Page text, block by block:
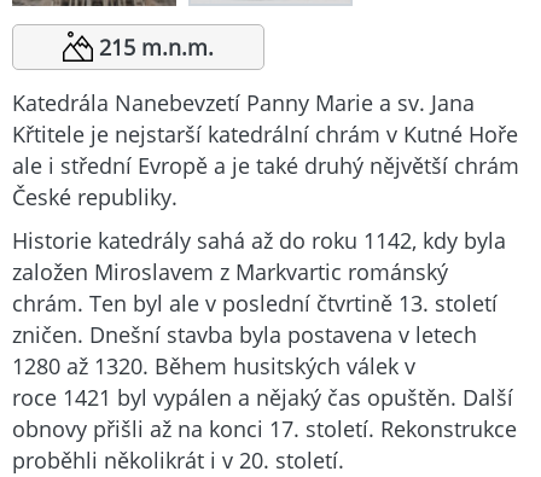
215 m.n.m.
Katedrála Nanebevzetí Panny Marie a sv. Jana
Křtitele je nejstarší katedrální chrám v Kutné Hoře
ale i střední Evropě a je také druhý nějvětší chrám
České republiky.
Historie katedrály sahá až do roku 1142, kdy byla
založen Miroslavem z Markvartic románský
chrám. Ten byl ale v poslední čtvrtině 13. století
zničen. Dnešní stavba byla postavena v letech
1280 až 1320. Během husitských válek v
roce 1421 byl vypálen a nějaký čas opuštěn. Další
obnovy přišli až na konci 17. století. Rekonstrukce
proběhli několikrát i v 20. století.